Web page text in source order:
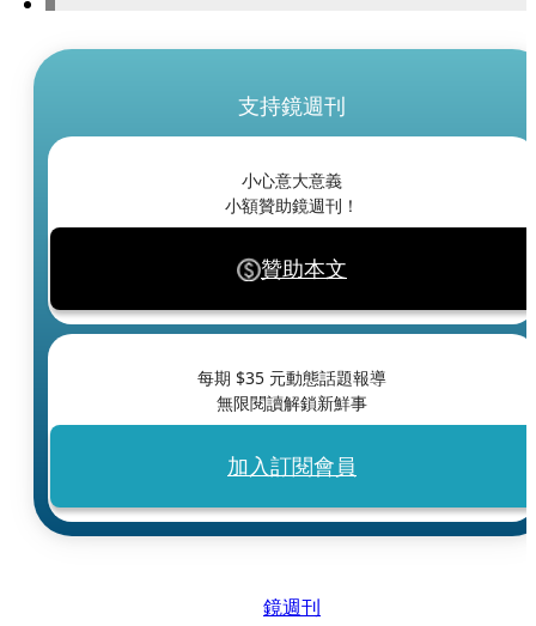
支持鏡週刊
小心意大意義
小額贊助鏡週刊！
贊助本文
每期 $35 元動態話題報導
無限閱讀解鎖新鮮事
加入訂閱會員
鏡週刊